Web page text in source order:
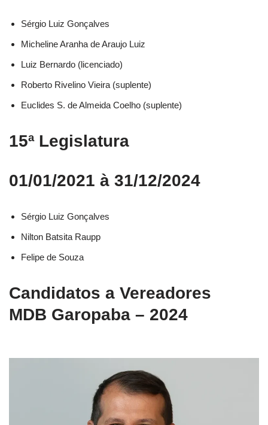
Sérgio Luiz Gonçalves​
Micheline Aranha de Araujo Luiz​
Luiz Bernardo (licenciado)​
Roberto Rivelino Vieira (suplente)​
Euclides S. de Almeida Coelho (suplente)​
15ª Legislatura
01/01/2021 à 31/12/2024
Sérgio Luiz Gonçalves
Nilton Batsita Raupp
Felipe de Souza
Candidatos a Vereadores
MDB Garopaba – 2024